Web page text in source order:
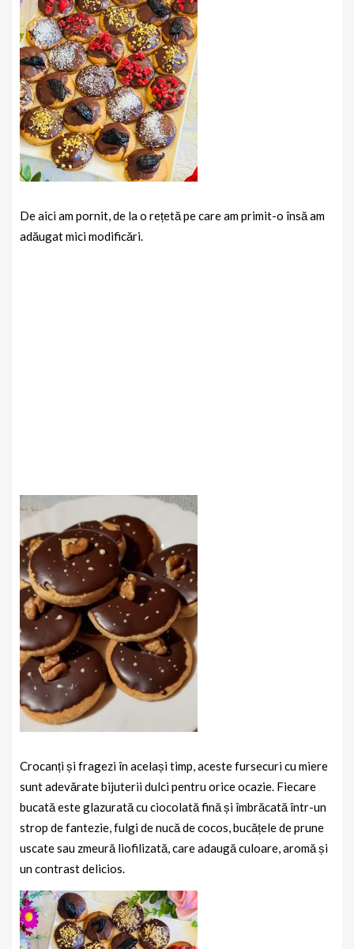
De aici am pornit, de la o rețetă pe care am primit-o însă am
adăugat mici modificări.
Crocanți și fragezi în același timp, aceste fursecuri cu miere
sunt adevărate bijuterii dulci pentru orice ocazie. Fiecare
bucată este glazurată cu ciocolată fină și îmbrăcată într-un
strop de fantezie, fulgi de nucă de cocos, bucățele de prune
uscate sau zmeură liofilizată, care adaugă culoare, aromă și
un contrast delicios.